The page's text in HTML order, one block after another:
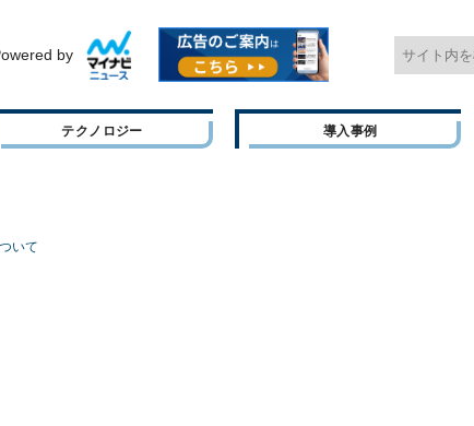
by
テクノロジー 導入事例
いて